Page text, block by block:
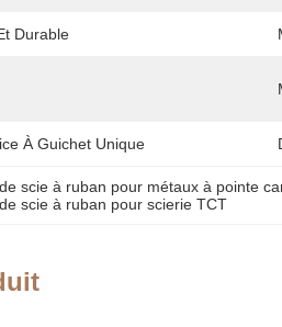
Durable
À Guichet Unique
scie à ruban pour métaux à pointe
scie à ruban pour scierie TCT